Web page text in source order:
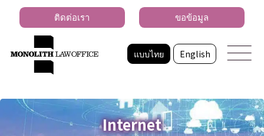
แบบไทย English
ติดต่อเรา ขอข้อมูล
Internet